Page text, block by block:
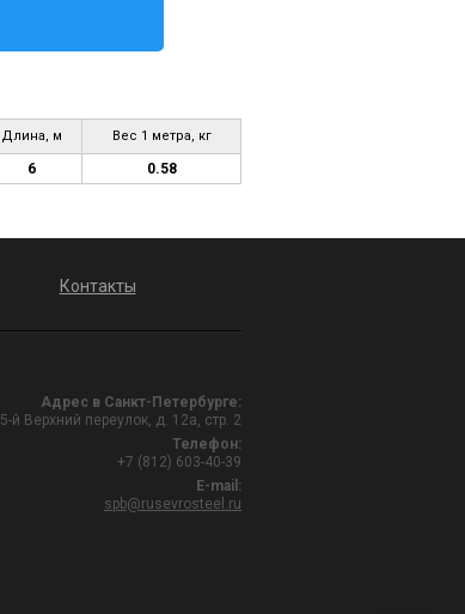
Длина, м Вес 1 метра, кг
6 0.58
Контакты
Адрес в Санкт-Петербурге:
5-й Верхний переулок, д. 12а, стр. 2
Телефон:
+7 (812) 603-40-39
E-mail:
spb@rusevrosteel.ru